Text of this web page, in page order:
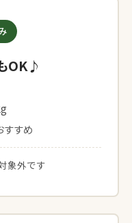
OK♪
すすめ
象外です